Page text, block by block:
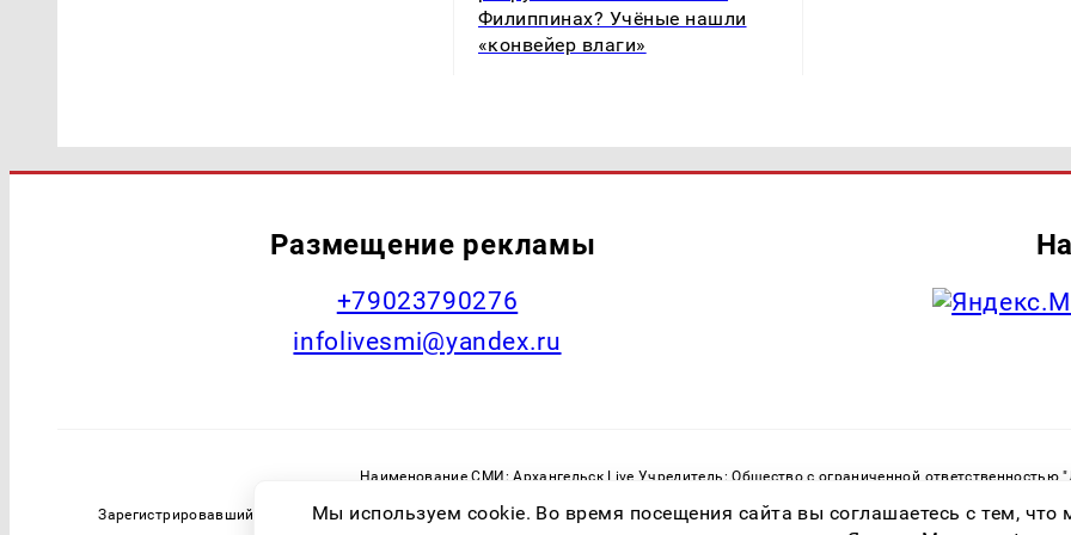
Филиппинах? Учёные нашли
«конвейер влаги»
Размещение рекламы
+79023790276
infolivesmi@yandex.ru
Наименование СМИ: Архангельск Live Учредитель: Общество с ограниченной
Зарегистрировавший орган: Федеральная служба по надзору в сфере связи, информационных технологий и массовых
Мы используем cookie. Во время посещения сайта вы соглашаетесь с тем,